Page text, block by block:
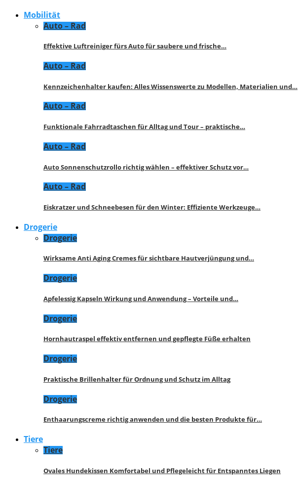
Mobilität
Auto – Rad
Effektive Luftreiniger fürs Auto für saubere und frische…
Auto – Rad
Kennzeichenhalter kaufen: Alles Wissenswerte zu Modellen, Materialien und…
Auto – Rad
Funktionale Fahrradtaschen für Alltag und Tour – praktische…
Auto – Rad
Auto Sonnenschutzrollo richtig wählen – effektiver Schutz vor…
Auto – Rad
Eiskratzer und Schneebesen für den Winter: Effiziente Werkzeuge…
Drogerie
Drogerie
Wirksame Anti Aging Cremes für sichtbare Hautverjüngung und…
Drogerie
Apfelessig Kapseln Wirkung und Anwendung – Vorteile und…
Drogerie
Hornhautraspel effektiv entfernen und gepflegte Füße erhalten
Drogerie
Praktische Brillenhalter für Ordnung und Schutz im Alltag
Drogerie
Enthaarungscreme richtig anwenden und die besten Produkte für…
Tiere
Tiere
Ovales Hundekissen Komfortabel und Pflegeleicht für Entspanntes Liegen